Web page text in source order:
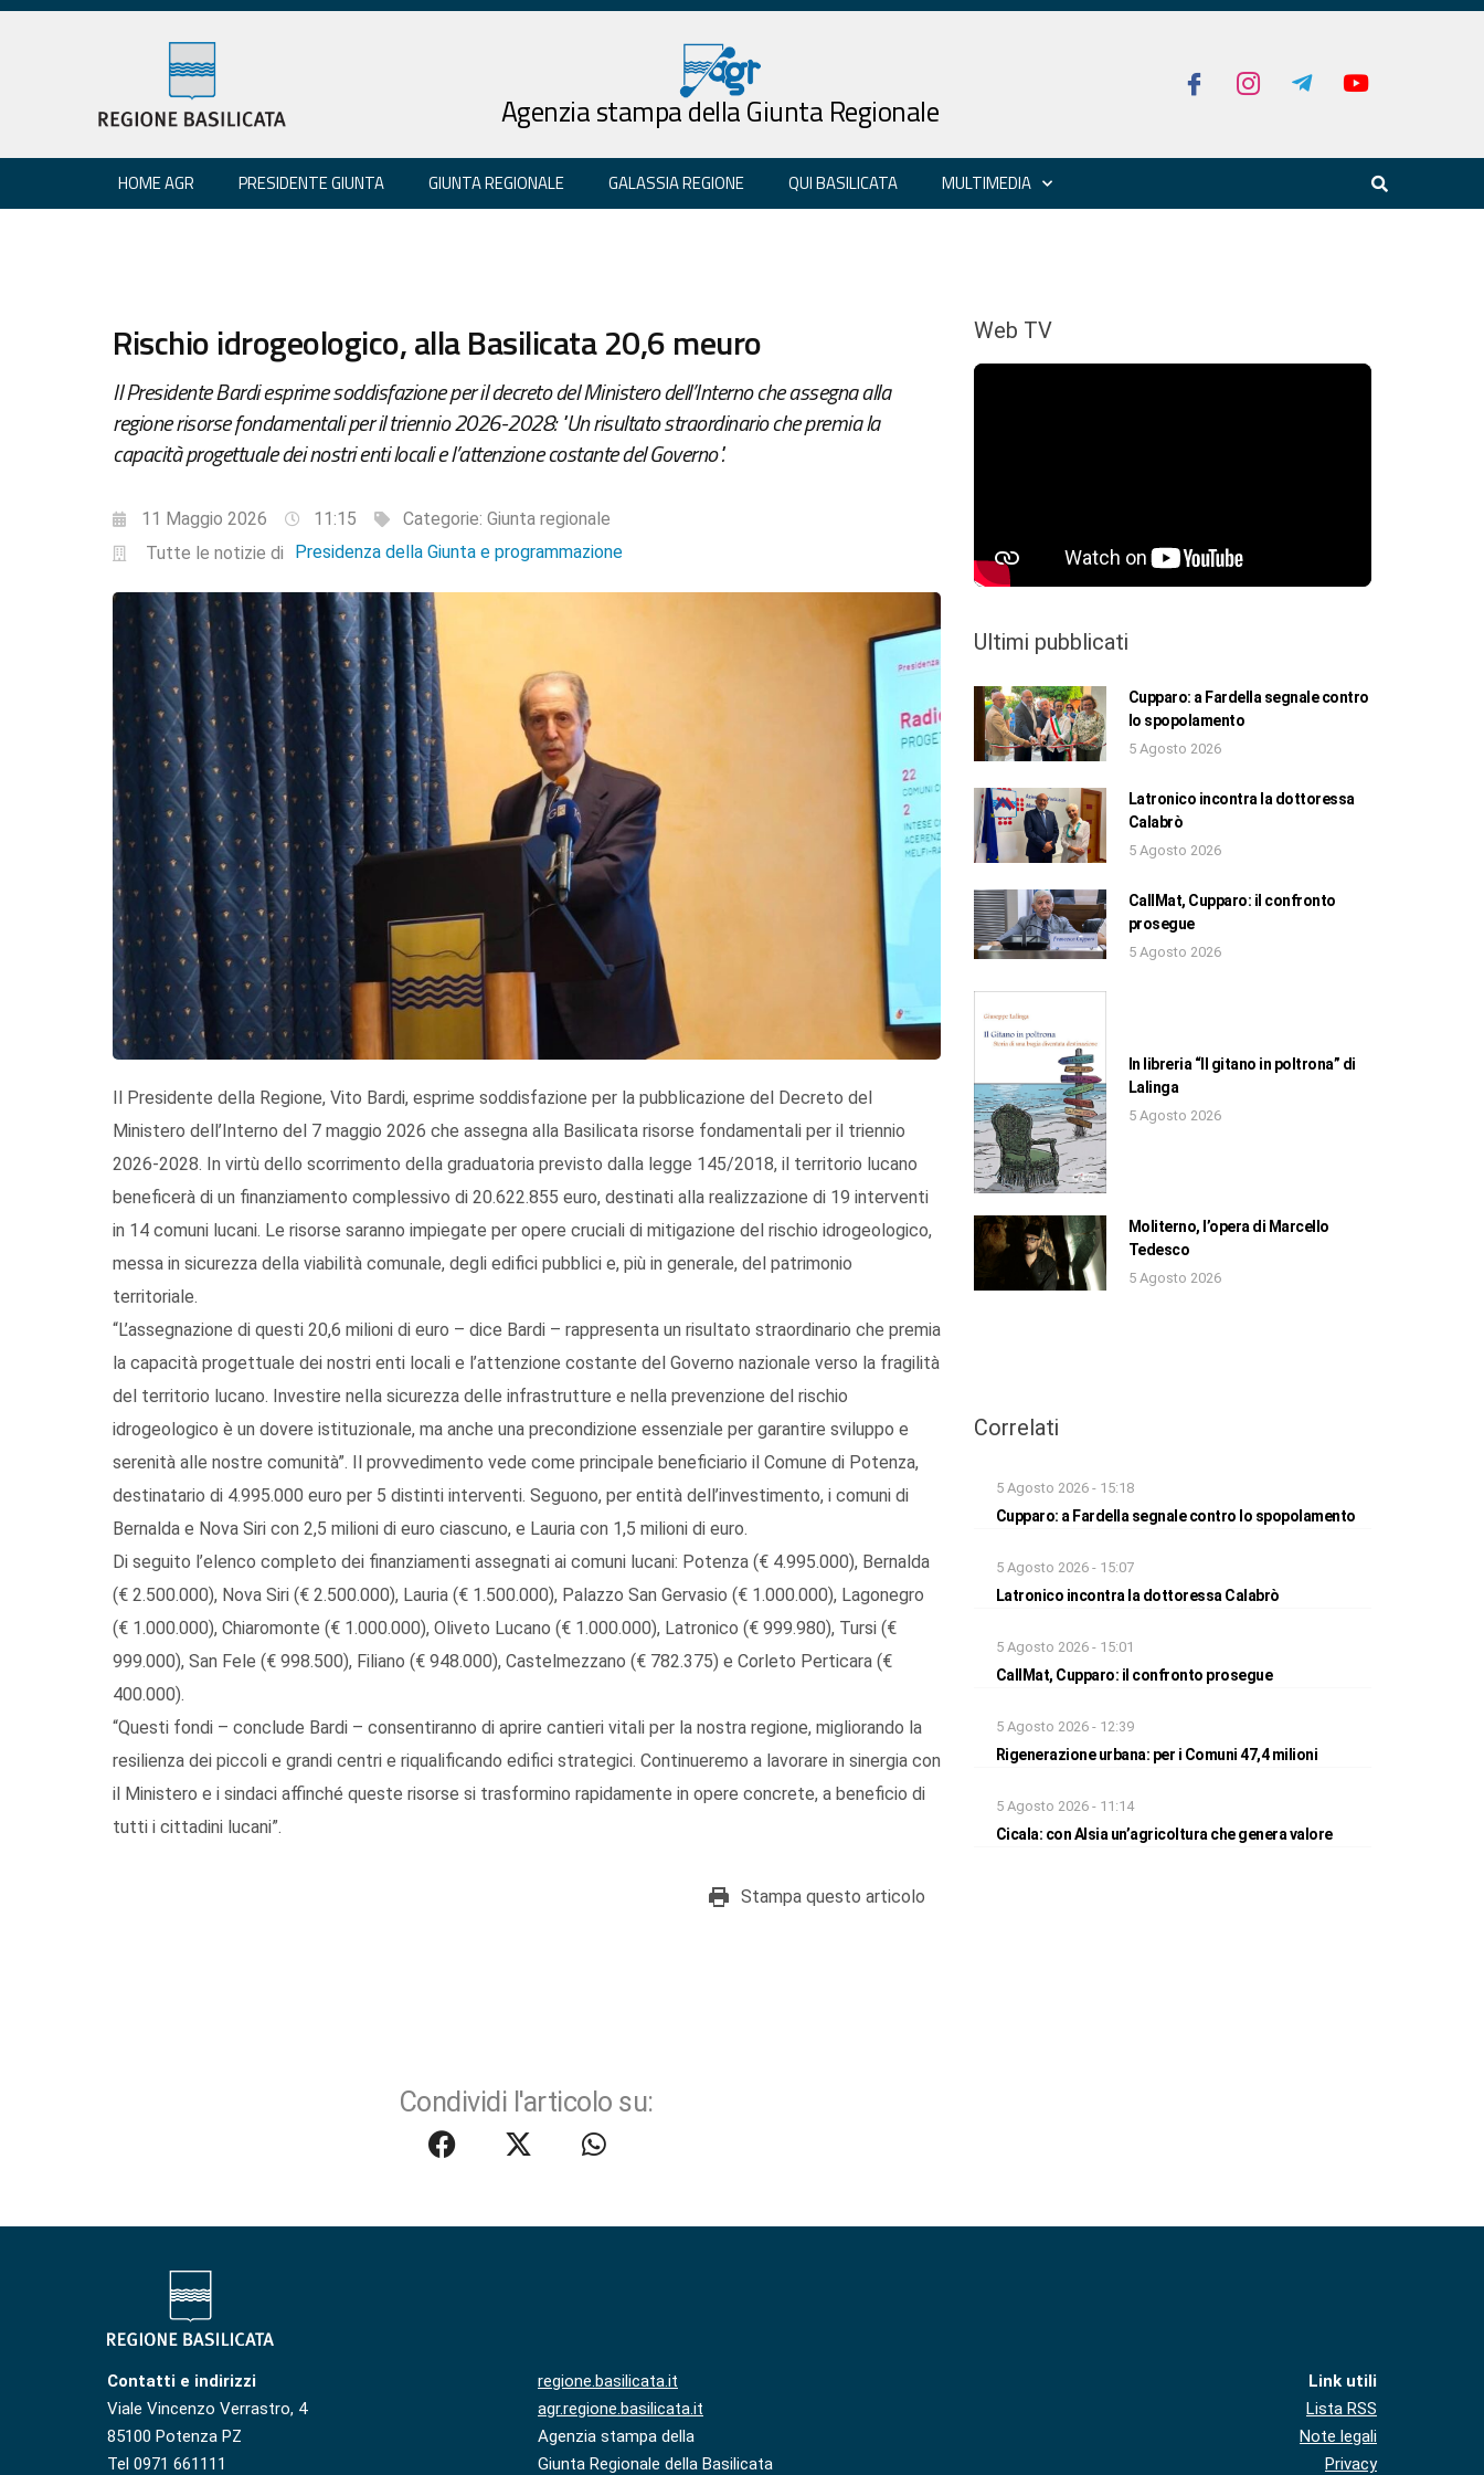
Agenzia stampa della Giunta Regionale
HOME AGR PRESIDENTE GIUNTA GIUNTA REGIONALE GALASSIA REGIONE QUI BASILICATA MULTIMEDIA
Rischio idrogeologico, alla Basilicata 20,6 meuro
Il Presidente Bardi esprime soddisfazione per il decreto del Ministero dell’Interno che assegna alla
regione risorse fondamentali per il triennio 2026-2028: "Un risultato straordinario che premia la
capacità progettuale dei nostri enti locali e l’attenzione costante del Governo".
11 Maggio 2026 11:15 Categorie: Giunta regionale
Tutte le notizie di
Presidenza della Giunta e programmazione
Il Presidente della Regione, Vito Bardi, esprime soddisfazione per la pubblicazione del Decreto del
Ministero dell’Interno del 7 maggio 2026 che assegna alla Basilicata risorse fondamentali per il triennio
2026-2028. In virtù dello scorrimento della graduatoria previsto dalla legge 145/2018, il territorio lucano
beneficerà di un finanziamento complessivo di 20.622.855 euro, destinati alla realizzazione di 19 interventi
in 14 comuni lucani. Le risorse saranno impiegate per opere cruciali di mitigazione del rischio idrogeologico,
messa in sicurezza della viabilità comunale, degli edifici pubblici e, più in generale, del patrimonio
territoriale.
“L’assegnazione di questi 20,6 milioni di euro – dice Bardi – rappresenta un risultato straordinario che premia
la capacità progettuale dei nostri enti locali e l’attenzione costante del Governo nazionale verso la fragilità
del territorio lucano. Investire nella sicurezza delle infrastrutture e nella prevenzione del rischio
idrogeologico è un dovere istituzionale, ma anche una precondizione essenziale per garantire sviluppo e
serenità alle nostre comunità”. Il provvedimento vede come principale beneficiario il Comune di Potenza,
destinatario di 4.995.000 euro per 5 distinti interventi. Seguono, per entità dell’investimento, i comuni di
Bernalda e Nova Siri con 2,5 milioni di euro ciascuno, e Lauria con 1,5 milioni di euro.
Di seguito l’elenco completo dei finanziamenti assegnati ai comuni lucani: Potenza (€ 4.995.000), Bernalda
(€ 2.500.000), Nova Siri (€ 2.500.000), Lauria (€ 1.500.000), Palazzo San Gervasio (€ 1.000.000), Lagonegro
(€ 1.000.000), Chiaromonte (€ 1.000.000), Oliveto Lucano (€ 1.000.000), Latronico (€ 999.980), Tursi (€
999.000), San Fele (€ 998.500), Filiano (€ 948.000), Castelmezzano (€ 782.375) e Corleto Perticara (€
400.000).
“Questi fondi – conclude Bardi – consentiranno di aprire cantieri vitali per la nostra regione, migliorando la
resilienza dei piccoli e grandi centri e riqualificando edifici strategici. Continueremo a lavorare in sinergia con
il Ministero e i sindaci affinché queste risorse si trasformino rapidamente in opere concrete, a beneficio di
tutti i cittadini lucani”.
Stampa questo articolo
Condividi l'articolo su:
Web TV
Ultimi pubblicati
Cupparo: a Fardella segnale contro
lo spopolamento
5 Agosto 2026
Latronico incontra la dottoressa
Calabrò
5 Agosto 2026
CallMat, Cupparo: il confronto
prosegue
5 Agosto 2026
In libreria “Il gitano in poltrona” di
Lalinga
5 Agosto 2026
Moliterno, l’opera di Marcello
Tedesco
5 Agosto 2026
Correlati
5 Agosto 2026 - 15:18
Cupparo: a Fardella segnale contro lo spopolamento
5 Agosto 2026 - 15:07
Latronico incontra la dottoressa Calabrò
5 Agosto 2026 - 15:01
CallMat, Cupparo: il confronto prosegue
5 Agosto 2026 - 12:39
Rigenerazione urbana: per i Comuni 47,4 milioni
5 Agosto 2026 - 11:14
Cicala: con Alsia un’agricoltura che genera valore
Contatti e indirizzi
Viale Vincenzo Verrastro, 4
85100 Potenza PZ
Tel 0971 661111
regione.basilicata.it
agr.regione.basilicata.it
Agenzia stampa della
Giunta Regionale della Basilicata
Link utili
Lista RSS
Note legali
Privacy